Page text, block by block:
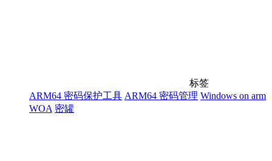
标签
ARM64 密码保护工具 ARM64 密码管理 Windows on arm
WOA 密罐